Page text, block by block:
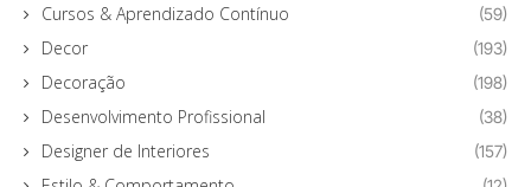
Cursos & Aprendizado Contínuo (59)
Decor (193)
Decoração (198)
Desenvolvimento Profissional (38)
Designer de Interiores (157)